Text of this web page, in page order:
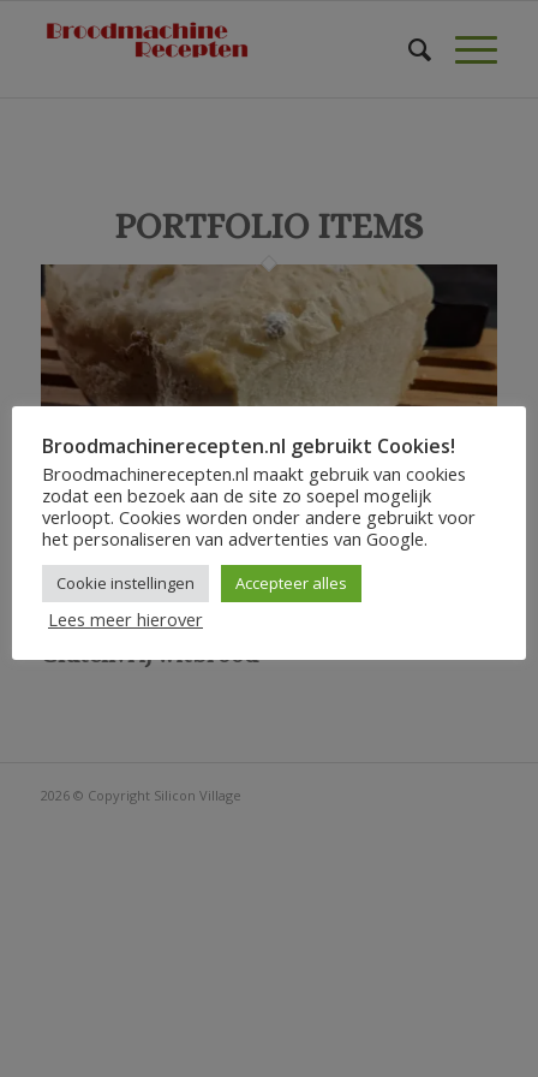
PORTFOLIO ITEMS
Glutenvrij witbrood
2026 © Copyright Silicon Village
Broodmachinerecepten.nl gebruikt Cookies!
Broodmachinerecepten.nl maakt gebruik van cookies
zodat een bezoek aan de site zo soepel mogelijk
verloopt. Cookies worden onder andere gebruikt voor
het personaliseren van advertenties van Google.
Cookie instellingen Accepteer alles
Lees meer hierover